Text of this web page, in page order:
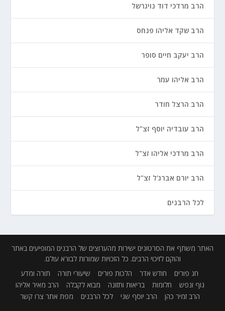
הרב מרדכי דוד נויגרשל
הרב שקד אליהו פנחס
הרב יעקב חיים סופר
הרב אליהו עמר
הרב הרצל חודר
הרב עובדיה יוסף זצ"ל
הרב מרדכי אליהו זצ"ל
הרב יורם אברג'ל זצ"ל
לכל הרבנים
האתר משתף את הסרטונים ישירות מהערוצים של הרבנים המופיעים באתר
והוקם לזיכוי הרבים. כל הזכויות שמורות לבורא עולם.
חג פורים
חודש אדר הלכות פורים שיעורי תורה
תורה ומדע
גוף ונפש
חלומות בריאות ותזונה מבוא לקבלה
הרב מאיר אליהו
הרב זמיר כהן
הרב יוסף שני לכל הרבנים מפת אתר צרו קשר